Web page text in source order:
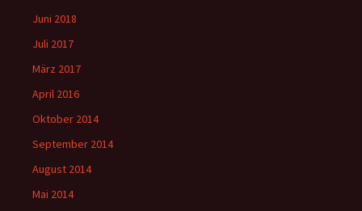
Juni 2018
Juli 2017
März 2017
April 2016
Oktober 2014
September 2014
August 2014
Mai 2014